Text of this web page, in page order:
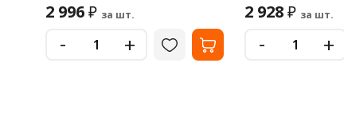
2 996₽ за шт.
- +
2 928₽ за шт.
- +